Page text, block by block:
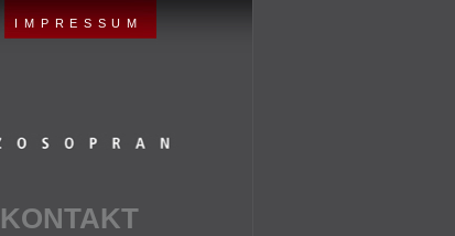
IMPRESSUM
KONTAKT